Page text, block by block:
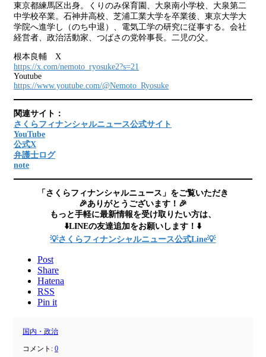
東京都練馬区出身。くりのみ保育園、大泉南小学校、大泉第二
中学校卒業。石神井高校、芝浦工業大学を卒業後、東京大学大
学院へ進学し（のち中退）、電気工学の研究に従事する。会社
経営者、政治活動家、つばさの党幹事長。二児の父。
根本良輔 X
https://x.com/nemoto_ryosuke2?s=21
Youtube
https://www.youtube.com/@Nemoto_Ryosuke
関連サイト：
さくらフィナンシャルニュース公式サイト
YouTube
公式X
弁護士ログ
note
「さくらフィナンシャルニュース」をご覧いただき
🎉ありがとうございます！🎉
もっと手軽に最新情報を受け取りたい方は、
⬇️LINEの友達追加をお願いします！⬇️
💡さくらフィナンシャルニュース公式Line💡
Post
Share
Hatena
RSS
Pin it
国内・政治
コメント: 0